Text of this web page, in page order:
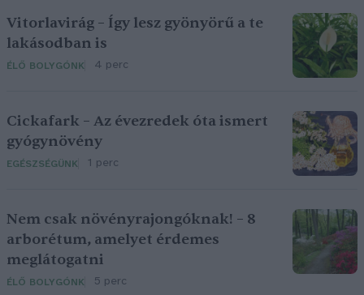
Vitorlavirág – Így lesz gyönyörű a te
lakásodban is
ÉLŐ BOLYGÓNK 4 perc
Cickafark – Az évezredek óta ismert
gyógynövény
EGÉSZSÉGÜNK 1 perc
Nem csak növényrajongóknak! – 8
arborétum, amelyet érdemes
meglátogatni
ÉLŐ BOLYGÓNK 5 perc